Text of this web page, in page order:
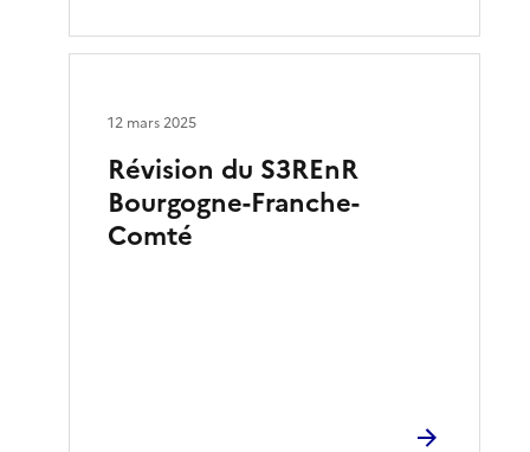
Révision du S3REnR
Bourgogne-Franche-
Comté
12 mars 2025